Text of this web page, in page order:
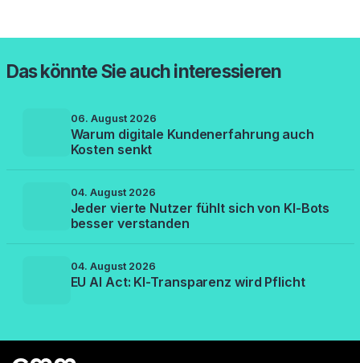
Das könnte Sie auch interessieren
06. August 2026
Warum digitale Kundenerfahrung auch
Kosten senkt
04. August 2026
Jeder vierte Nutzer fühlt sich von KI-Bots
besser verstanden
04. August 2026
EU AI Act: KI-Transparenz wird Pflicht